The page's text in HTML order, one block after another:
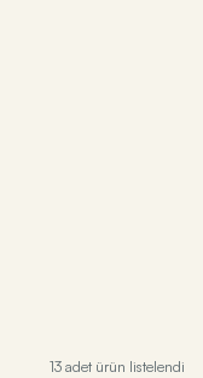
13 adet ürün listelendi